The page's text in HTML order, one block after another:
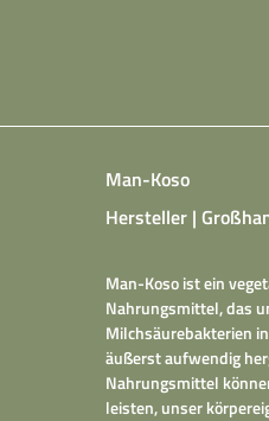
Man-Koso
Hersteller |
Man-Koso ist ein
Nahrungsmittel, das
Milchsäurebakterien
äußerst aufwendig
Nahrungsmittel
leisten, unser